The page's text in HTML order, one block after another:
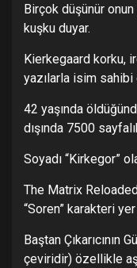
Birçok düşünür
kuşku duyar.
Kierkegaard korku,
yazılarla isim sahibi
42 yaşında
dışında 7500
Soyadı “Kirkegor”
The Matrix
“Soren” karakteri yer
Baştan Çıkarıcının
çeviridir) özellikle